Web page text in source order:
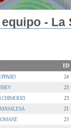
- La
ED
24
23
CHIMODZI
23
21
23